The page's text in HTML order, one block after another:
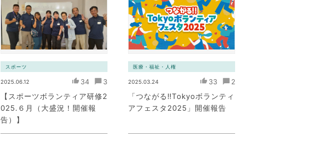
スポーツ
2025.06.12 34 3
【スポーツボランティア研修2
025.６月（大盛況！開催報
告）】
医療・福祉・人権
2025.03.24 33 2
「つながる‼Tokyoボランティ
アフェスタ2025」開催報告